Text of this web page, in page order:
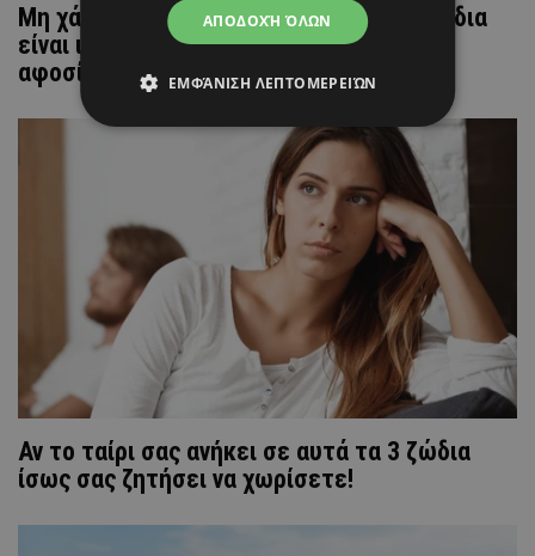
Μη χάνετε την ελπίδα σας: Αυτά τα 3 ζώδια
είναι ικανά να σας προσφέρουν πλήρη
αφοσίωση
Αν το ταίρι σας ανήκει σε αυτά τα 3 ζώδια
ίσως σας ζητήσει να χωρίσετε!
ΑΠΟΔΟΧΉ ΌΛΩΝ
ΕΜΦΆΝΙΣΗ ΛΕΠΤΟΜΕΡΕΙΏΝ